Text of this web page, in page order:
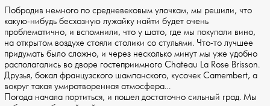
Побродив немного по средневековым улочкам, мы решили, что
какую-нибудь бесхозную лужайку найти будет очень
проблематично, и вспомнили, что у шато, где мы покупали вино,
на открытом воздухе стояли столики со стульями. Что-то лучшее
придумать было сложно, и через несколько минут мы уже удобно
располагались во дворе гостеприимного Chateau La Rose Brisson.
Друзья, бокал французского шампанского, кусочек Camembert, а
вокруг такая умиротворенная атмосфера…
Погода начала портиться, и пошел достаточно сильный град. Мы